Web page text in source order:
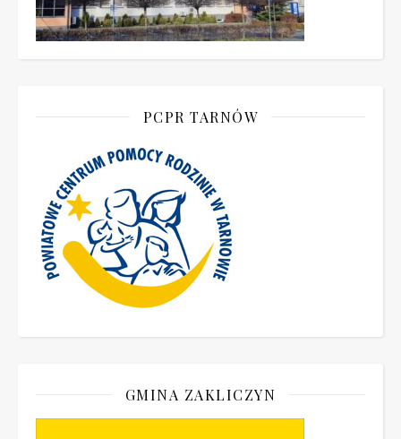
PCPR TARNÓW
GMINA ZAKLICZYN